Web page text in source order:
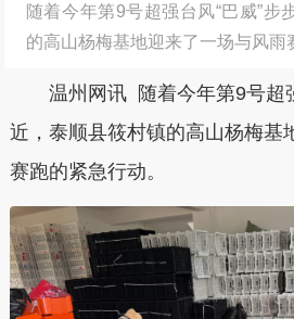
随着今年第9号超强台风“巴威”步
的高山杨梅基地迎来了一场与风雨
温州网讯 随着今年第9号超
近，泰顺县筱村镇的高山杨梅基
赛跑的紧急行动。